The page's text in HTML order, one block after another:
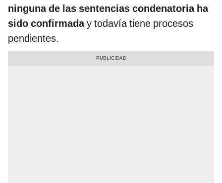
ninguna de las sentencias condenatoria ha
sido confirmaday todavía tiene procesos
pendientes.